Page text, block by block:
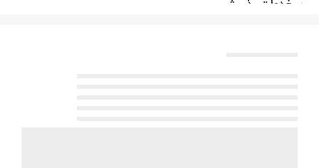
خدمات پذیرش